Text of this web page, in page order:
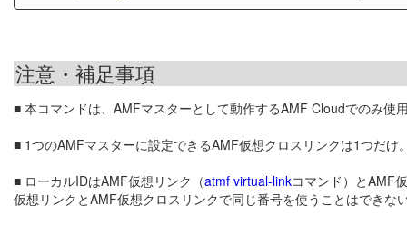
注意・補足事項
■ 本コマンドは、AMFマスターとして動作するAMF Cloudでのみ使
■ 1つのAMFマスターに設定できるAMF仮想クロスリンクは1つだけ
■ ローカルIDはAMF仮想リンク（atmf virtual-linkコマンド）とAMF
仮想リンクとAMF仮想クロスリンクで同じ番号を使うことはできな